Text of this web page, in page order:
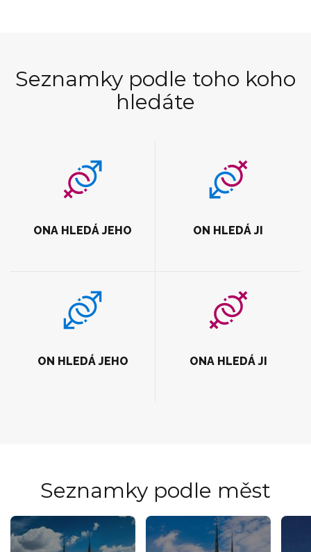
Seznamky podle toho koho
hledáte
ONA HLEDÁ JEHO ON HLEDÁ JI
ON HLEDÁ JEHO ONA HLEDÁ JI
Seznamky podle měst